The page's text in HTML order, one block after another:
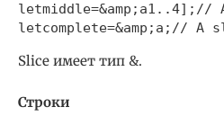
Slice имеет тип &.
Строки